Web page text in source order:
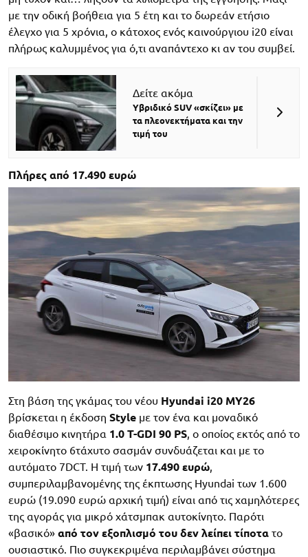
με την οδική βοήθεια για 5 έτη και το δωρεάν ετήσιο
έλεγχο για 5 χρόνια, ο κάτοχος ενός καινούργιου i20 είναι
πλήρως καλυμμένος για ό,τι αναπάντεχο κι αν του συμβεί.
Δείτε ακόμα
Υβριδικό SUV «σκίζει» με
τα πλεονεκτήματα και την
τιμή του
Πλήρες από 17.490 ευρώ
Στη βάση της γκάμας του νέου Hyundai i20 MY26
βρίσκεται η έκδοση Style με τον ένα και μοναδικό
διαθέσιμο κινητήρα 1.0 T-GDI 90 PS, ο οποίος εκτός από το
χειροκίνητο 6τάχυτο σασμάν συνδυάζεται και με το
αυτόματο 7DCT. Η τιμή των 17.490 ευρώ,
συμπεριλαμβανομένης της έκπτωσης Hyundai των 1.600
ευρώ (19.090 ευρώ αρχική τιμή) είναι από τις χαμηλότερες
της αγοράς για μικρό χάτσμπακ αυτοκίνητο. Παρότι
«βασικό» από τον εξοπλισμό του δεν λείπει τίποτα το
ουσιαστικό. Πιο συγκεκριμένα περιλαμβάνει σύστημα